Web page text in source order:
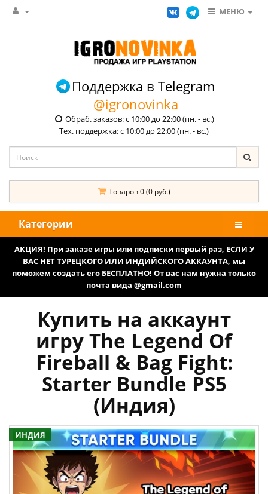
МЕНЮ
Поддержка в Telegram
@igronovinka
Обраб. заказов: с 10:00 до 22:00 (пн. - вс.)
Тех. поддержка: с 10:00 до 22:00 (пн. - вс.)
Товаров 0 (0 руб.)
Категории
АКЦИЯ! При заказе игры или подписки первый раз, ЕСЛИ У
ВАС НЕТ ТУРЕЦКОГО ИЛИ ИНДИЙСКОГО АККАУНТА, мы
поможем создать его БЕСПЛАТНО! От вас нам нужна только
почта вида @gmail.com
Купить на аккаунт
игру The Legend Of
Fireball & Bag Fight:
Starter Bundle PS5
(Индия)
ИНДИЯ